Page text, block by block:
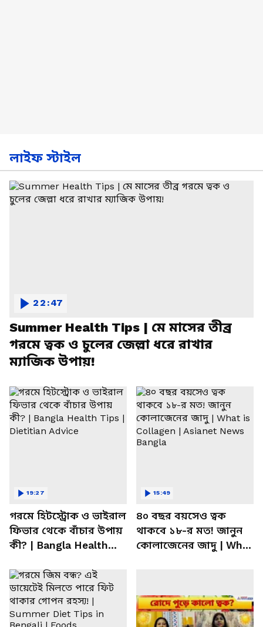
লাইফ স্টাইল
Summer Health Tips | মে মাসের তীব্র
গরমে ত্বক ও চুলের জেল্লা ধরে রাখার
ম্যাজিক উপায়!
22:47
গরমে হিটস্ট্রোক ও ভাইরাল
ফিভার থেকে বাঁচার উপায়
কী? | Bangla Health
19:27
৪০ বছর বয়সেও ত্বক
থাকবে ১৮-র মত! জানুন
কোলাজেনের জাদু | What
15:49